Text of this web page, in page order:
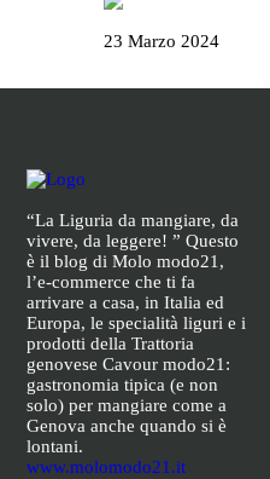
23 Marzo 2024
“La Liguria da mangiare, da
vivere, da leggere! ” Questo
è il blog di Molo modo21,
l’e-commerce che ti fa
arrivare a casa, in Italia ed
Europa, le specialità liguri e i
prodotti della Trattoria
genovese Cavour modo21:
gastronomia tipica (e non
solo) per mangiare come a
Genova anche quando si è
lontani.
www.molomodo21.it